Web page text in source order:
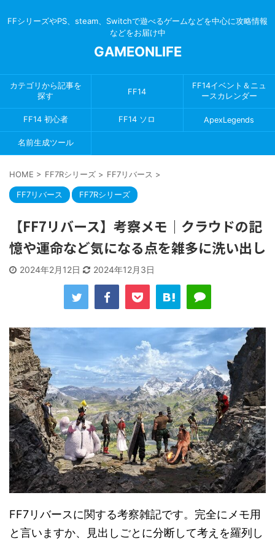
FFシリーズやPS、steam、Switchで遊べるゲームなどを中心に攻略情報
などをお届け中
GAMEONLIFE
カテゴリから記事を
探す
FF14
FF14イベント＆ニュ
ースカレンダー
FF14 初心者 FF14 ソロ ApexLegends
名前生成ツール
HOME > FF7Rシリーズ > FF7リバース >
FF7リバース FF7Rシリーズ
【FF7リバース】考察メモ｜クラウドの記
憶や運命など気になる点を雑多に洗い出し
2024年2月12日 2024年12月3日
FF7リバースに関する考察雑記です。完全にメモ用
と言いますか、見出しごとに分断して考えを羅列し